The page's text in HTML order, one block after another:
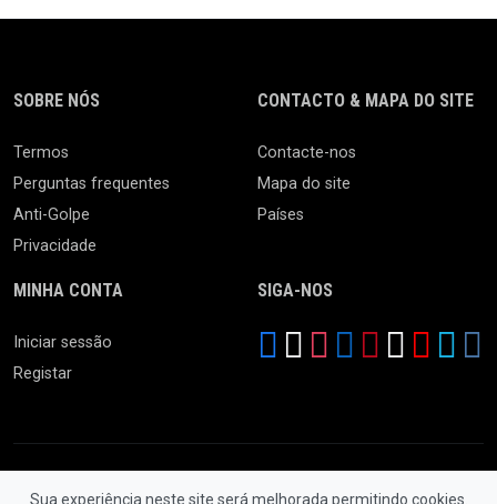
Sua experiência neste site será melhorada permitindo cookies.
SOBRE NÓS
Termos
Perguntas frequentes
Anti-Golpe
Privacidade
CONTACTO & MAPA DO SITE
Contacte-nos
Mapa do site
Países
MINHA CONTA
Iniciar sessão
Registar
SIGA-NOS